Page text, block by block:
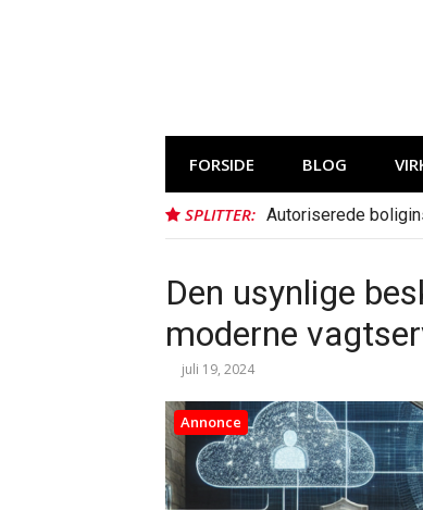
FORSIDE BLOG
SPLITTER: Autoriserede
Den usynlige
moderne
juli 19, 2024
Annonce